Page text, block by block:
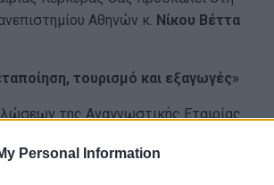
Personal Information
Αθηνών κ. Νίκου Βέττα
τουρισμό και εξαγωγές»
της Αναγνωστικής Εταιρίας.
στο YouTube: